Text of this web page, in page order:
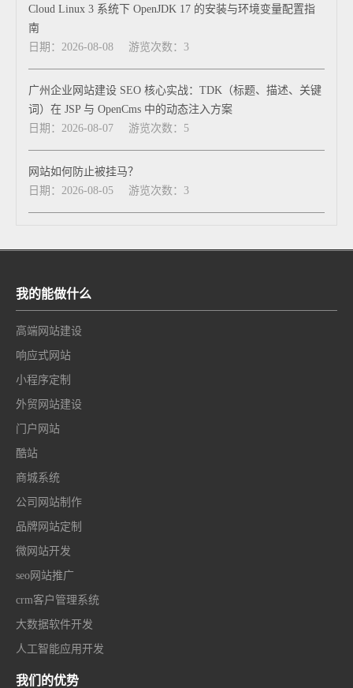
Cloud Linux 3 系统下 OpenJDK 17 的安装与环境变量配置指
南
日期：2026-08-08
游览次数：3
广州企业网站建设 SEO 核心实战：TDK（标题、描述、关键
词）在 JSP 与 OpenCms 中的动态注入方案
日期：2026-08-07
游览次数：5
网站如何防止被挂马？
日期：2026-08-05
游览次数：3
我的能做什么
高端网站建设
响应式网站
小程序定制
外贸网站建设
门户网站
酷站
商城系统
公司网站制作
品牌网站定制
微网站开发
seo网站推广
crm客户管理系统
大数据软件开发
人工智能应用开发
我们的优势